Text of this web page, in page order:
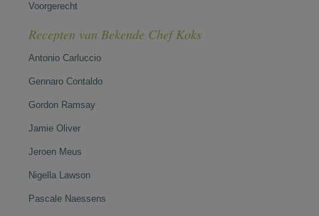
Voorgerecht
Recepten van Bekende Chef Koks
Antonio Carluccio
Gennaro Contaldo
Gordon Ramsay
Jamie Oliver
Jeroen Meus
Nigella Lawson
Pascale Naessens